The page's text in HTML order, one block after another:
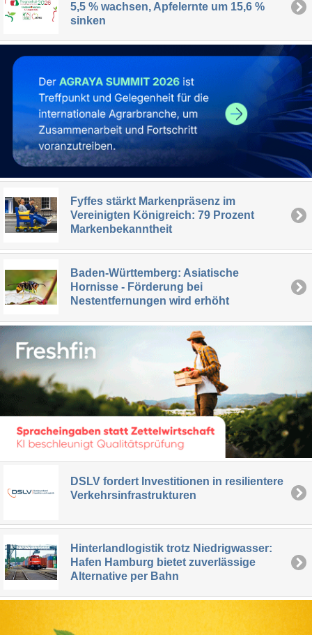
5,5 % wachsen, Apfelernte um 15,6 %
sinken
Fyffes stärkt Markenpräsenz im
Vereinigten Königreich: 79 Prozent
Markenbekanntheit
Baden-Württemberg: Asiatische
Hornisse - Förderung bei
Nestentfernungen wird erhöht
DSLV fordert Investitionen in resilientere
Verkehrsinfrastrukturen
Hinterlandlogistik trotz Niedrigwasser:
Hafen Hamburg bietet zuverlässige
Alternative per Bahn